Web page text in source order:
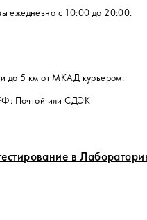
в
ежедневно с 10:00 до 20:00.
до 5 км от МКАД курьером.
Почтой или СДЭК